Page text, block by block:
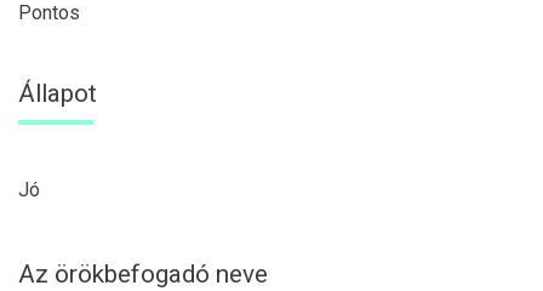
Pontos
Állapot
Jó
Az örökbefogadó neve